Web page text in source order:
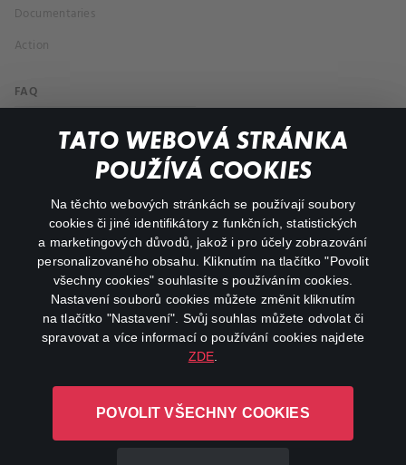
TATO WEBOVÁ STRÁNKA
POUŽÍVÁ COOKIES
Na těchto webových stránkách se používají soubory
cookies či jiné identifikátory z funkčních, statistických
a marketingových důvodů, jakož i pro účely zobrazování
personalizovaného obsahu. Kliknutím na tlačítko "Povolit
všechny cookies" souhlasíte s používáním cookies.
Nastavení souborů cookies můžete změnit kliknutím
na tlačítko "Nastavení". Svůj souhlas můžete odvolat či
spravovat a více informací o používání cookies najdete
ZDE
POVOLIT VŠECHNY COOKIES
Documentaries
Action
FAQ
My profile
facebookinstagram
youtube
L-1246 Luxembourg R.C.S.